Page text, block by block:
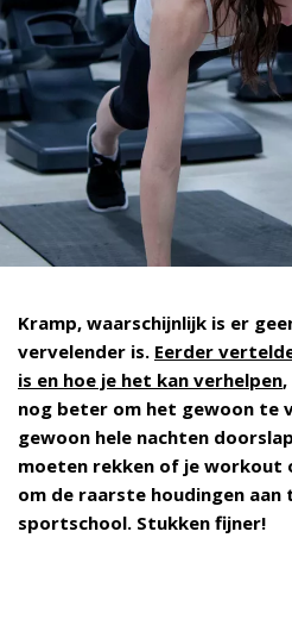
Kramp, waarschijnlijk is er
vervelender is. Eerder
is en hoe je het kan verhelpen
nog beter om het gewoon te
gewoon hele nachten
moeten rekken of je workout
om de raarste houdingen aan
sportschool. Stukken fijner!